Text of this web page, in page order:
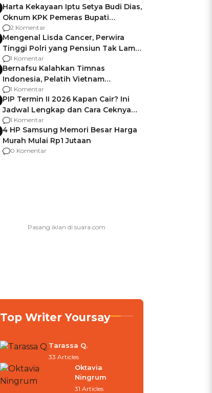
Harta Kekayaan Iptu Setya Budi Dias,
Oknum KPK Pemeras Bupati
Pemalang
2 Komentar
Mengenal Lisda Cancer, Perwira
Tinggi Polri yang Pensiun Tak Lama
Usai Jadi Brigjen
1 Komentar
Bernafsu Kalahkan Timnas
Indonesia, Pelatih Vietnam
Berencana Pakai Jimat di Pakansari
1 Komentar
PIP Termin II 2026 Kapan Cair? Ini
Jadwal Lengkap dan Cara Ceknya
agar Dana Tidak Hangus!
1 Komentar
4 HP Samsung Memori Besar Harga
Murah Mulai Rp1 Jutaan
0 Komentar
Top Writer Yoursay
Tarassa Q.
33 Articles
Oktavia
Ningrum
31 Articles